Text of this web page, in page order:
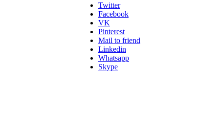
Twitter
Facebook
VK
Pinterest
Mail to friend
Linkedin
Whatsapp
Skype